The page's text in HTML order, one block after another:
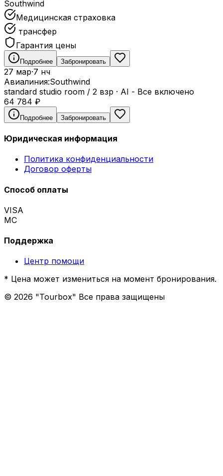
Southwind
Медицинская страховка
трансфер
Гарантия цены
Подробнее Забронировать
27 мар·7 нч
Авиалиния:Southwind
standard studio room / 2 взр · AI - Все включено
64 784 ₽
Подробнее Забронировать
Юридическая информация
Политика конфиденциальности
Договор оферты
Способ оплаты
VISA
MC
Поддержка
Центр помощи
* Цена может измениться на момент бронирования.
© 2026 "Tourbox" Все права защищены